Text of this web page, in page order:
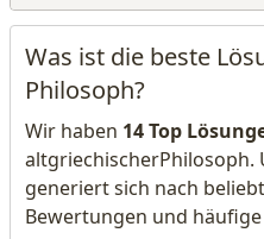
Was ist die beste
Philosoph?
Wir haben 14 Top
altgriechischerPhilosoph.
generiert sich nach
Bewertungen und häufige